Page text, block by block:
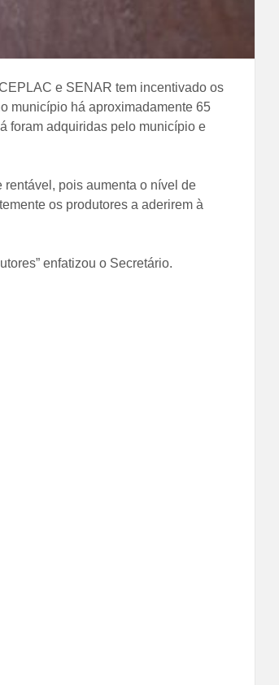
e SENAR tem incentivado os
município há aproximadamente 65
foram adquiridas pelo município e
pois aumenta o nível de
os produtores a aderirem à
enfatizou o Secretário.